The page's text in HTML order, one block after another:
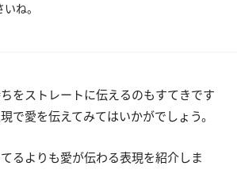
ね。
ちをストレートに伝えるのもすてきです
で愛を伝えてみてはいかがでしょう。
るよりも愛が伝わる表現を紹介しま